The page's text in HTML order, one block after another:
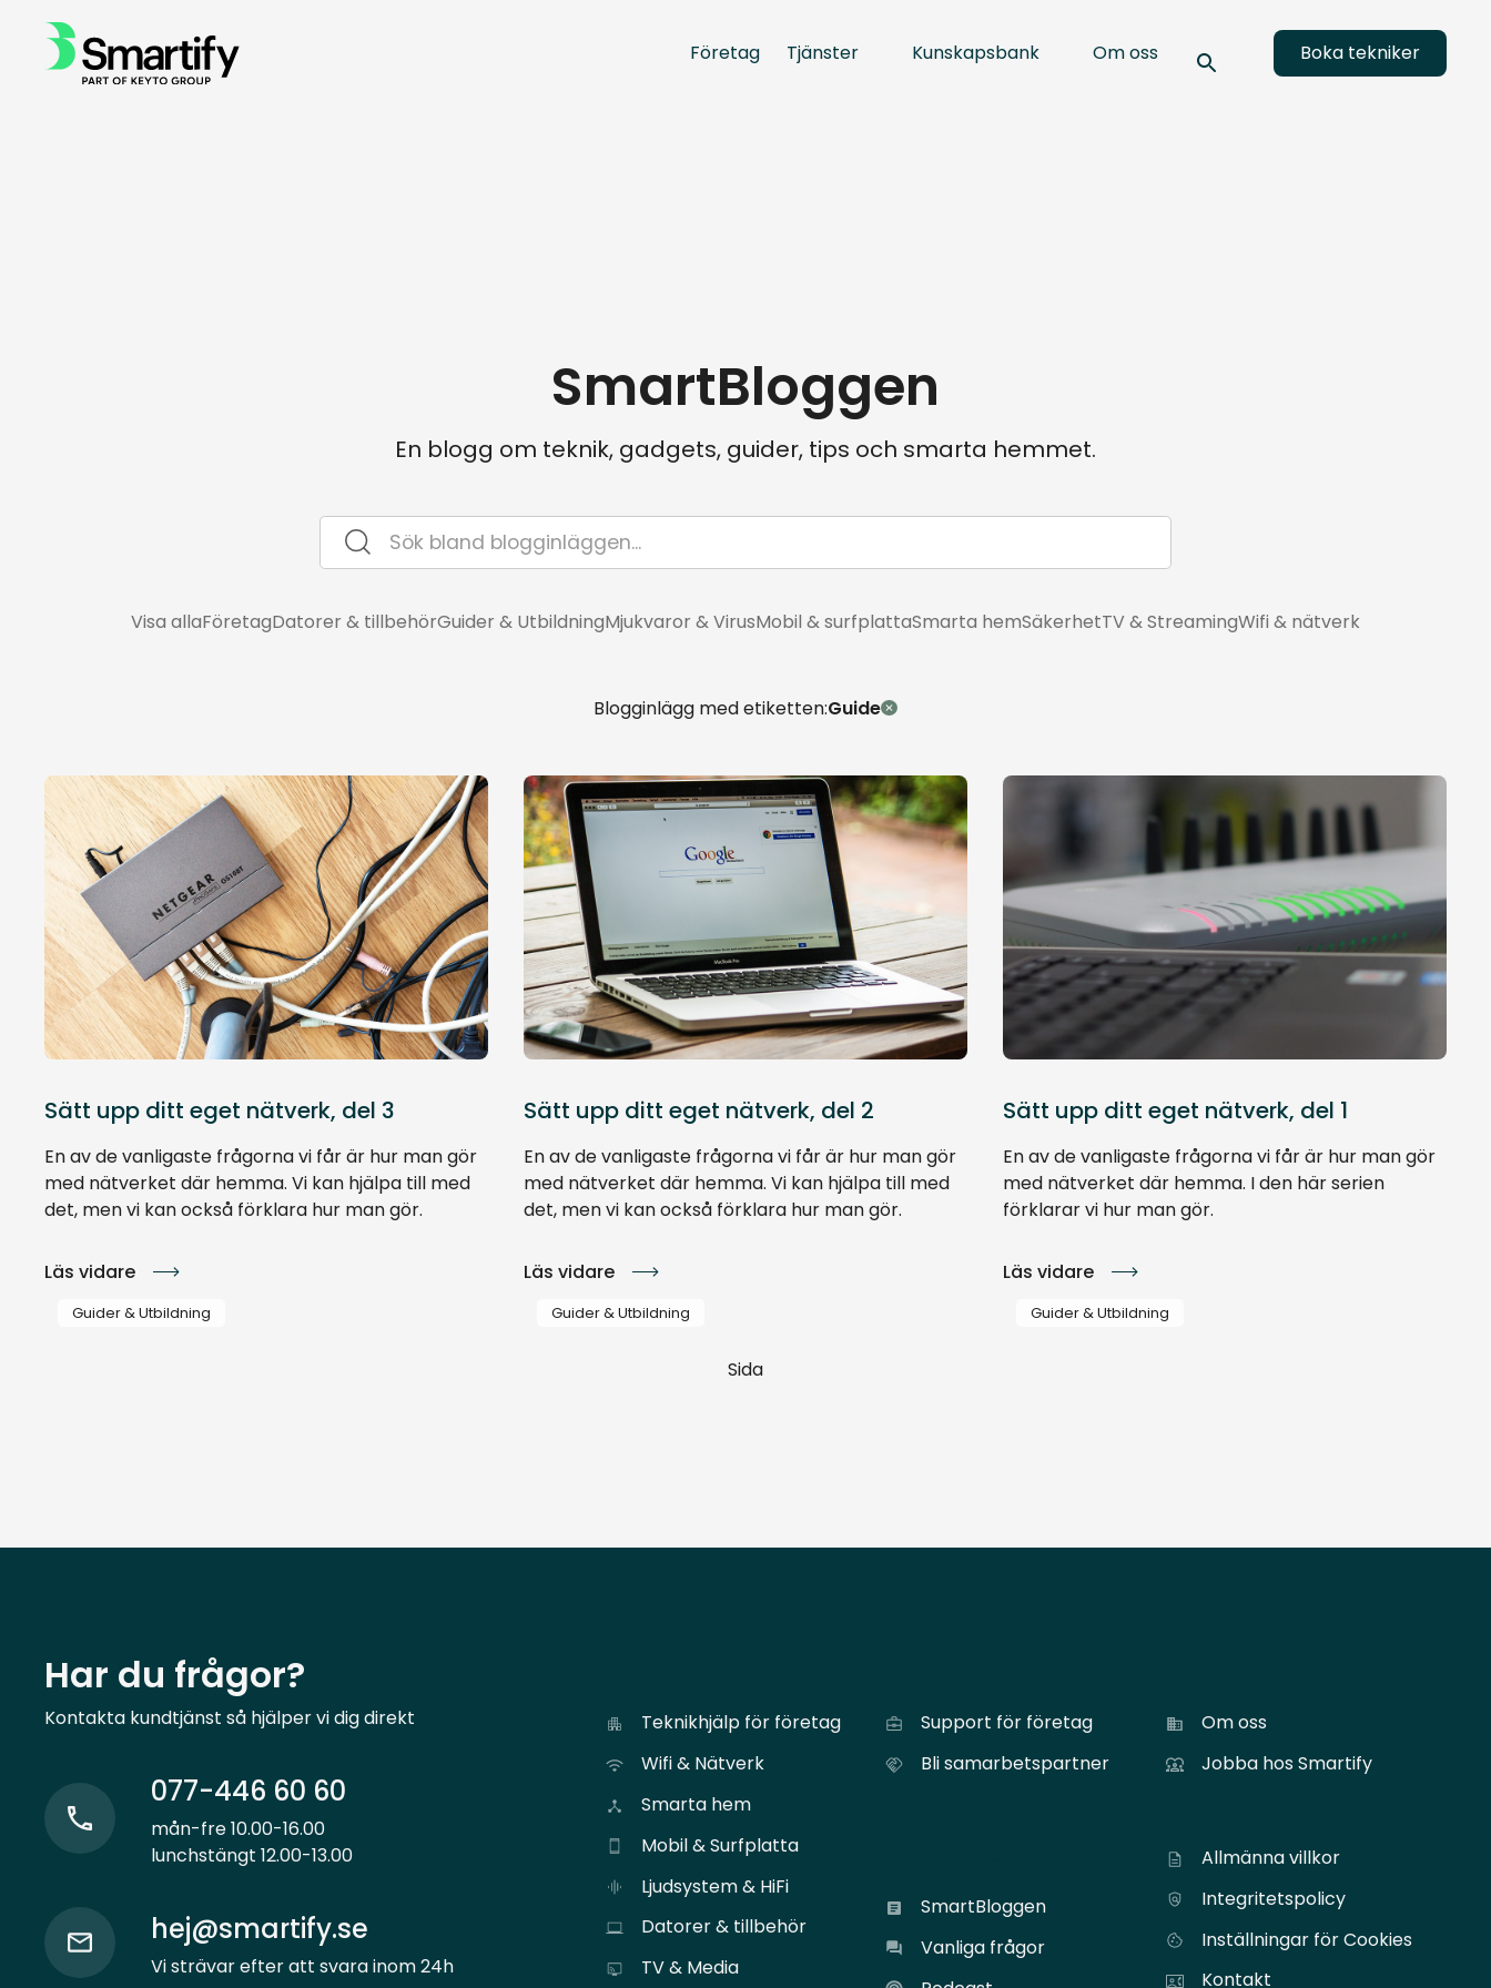
Företag Tjänster Kunskapsbank Om oss Boka tekniker
SmartBloggen
En blogg om teknik, gadgets, guider, tips och smarta hemmet.
Visa allaFöretagDatorer & tillbehörGuider & UtbildningMjukvaror & VirusMobil & surfplattaSmarta hemSäkerhetTV & StreamingWifi & nätverk
Blogginlägg med etiketten:Guide
Sätt upp ditt eget nätverk, del 3
En av de vanligaste frågorna vi får är hur man gör
med nätverket där hemma. Vi kan hjälpa till med
det, men vi kan också förklara hur man gör.
Läs vidare
Guider & Utbildning
Sätt upp ditt eget nätverk, del 2
En av de vanligaste frågorna vi får är hur man gör
med nätverket där hemma. Vi kan hjälpa till med
det, men vi kan också förklara hur man gör.
Läs vidare
Guider & Utbildning
Sätt upp ditt eget nätverk, del 1
En av de vanligaste frågorna vi får är hur man gör
med nätverket där hemma. I den här serien
förklarar vi hur man gör.
Läs vidare
Guider & Utbildning
Sida
Har du frågor?
Kontakta kundtjänst så hjälper vi dig direkt
077-446 60 60
mån-fre 10.00-16.00
lunchstängt 12.00-13.00
hej@smartify.se
Vi strävar efter att svara inom 24h
Teknikhjälp för företag
Wifi & Nätverk
Smarta hem
Mobil & Surfplatta
Ljudsystem & HiFi
Datorer & tillbehör
TV & Media
Support för företag
Bli samarbetspartner
SmartBloggen
Vanliga frågor
Om oss
Jobba hos Smartify
Allmänna villkor
Integritetspolicy
Inställningar för Cookies
Kontakt